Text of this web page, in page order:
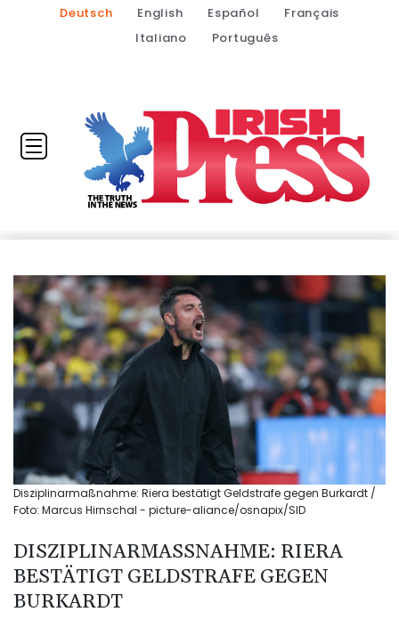
Deutsch English Español
Français
Italiano
Português
Disziplinarmaßnahme: Riera bestätigt Geldstrafe gegen Burkardt /
Foto: Marcus Hirnschal - picture-aliance/osnapix/SID
DISZIPLINARMASSNAHME: RIERA B
ESTÄTIGT GELDSTRAFE GEGEN B
URKARDT